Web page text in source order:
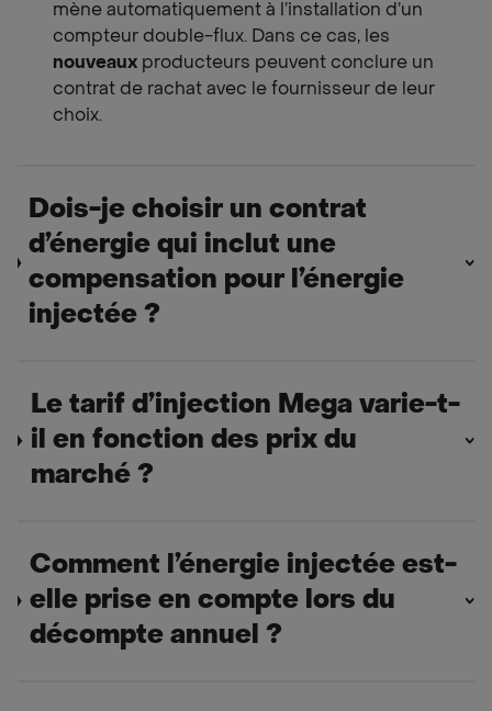
mène automatiquement à l’installation d’un
compteur double-flux. Dans ce cas, les
nouveaux producteurs peuvent conclure un
contrat de rachat avec le fournisseur de leur
choix.
Dois-je choisir un contrat
d’énergie qui inclut une
compensation pour l’énergie
injectée ?
Le tarif d’injection Mega varie-t-
il en fonction des prix du
marché ?
Comment l’énergie injectée est-
elle prise en compte lors du
décompte annuel ?